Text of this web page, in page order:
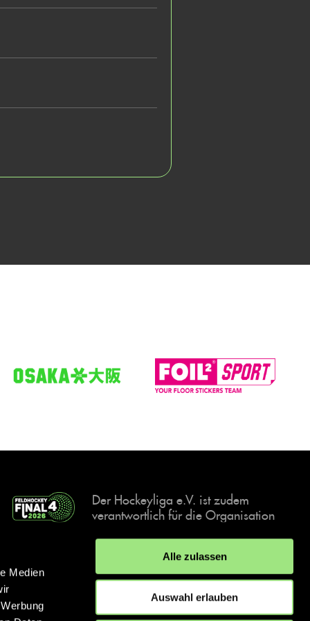
Medien
Alle zulassen
Auswahl erlauben
Der Hockeyliga e.V. ist zudem
verantwortlich für die Organisation
Events, der deutschen Hockey-
Meisterschaften.